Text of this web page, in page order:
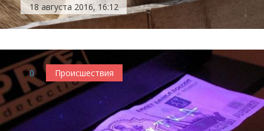
18 августа 2016, 16:12
0 Происшествия